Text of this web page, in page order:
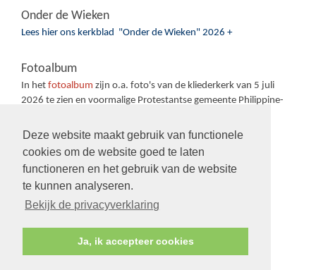
Deze website maakt gebruik van functionele
cookies om de website goed te laten
functioneren en het gebruik van de website
te kunnen analyseren.
Bekijk de privacyverklaring
Ja, ik accepteer cookies
Onder de Wieken
Lees hier ons kerkblad "Onder de Wieken" 2026 +
Fotoalbum
In het fotoalbum zijn o.a. foto's van de kliederkerk van 5 juli
2026 te zien en voormalige Protestantse gemeente Philippine-
Volg ons op: